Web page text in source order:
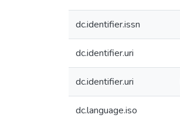
dc.identifier.issn
dc.identifier.uri
dc.identifier.uri
dc.language.iso